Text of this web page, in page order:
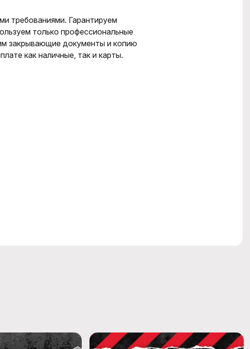
требованиями. Гарантируем
только профессиональные
закрывающие документы и копию
как наличные, так и карты.